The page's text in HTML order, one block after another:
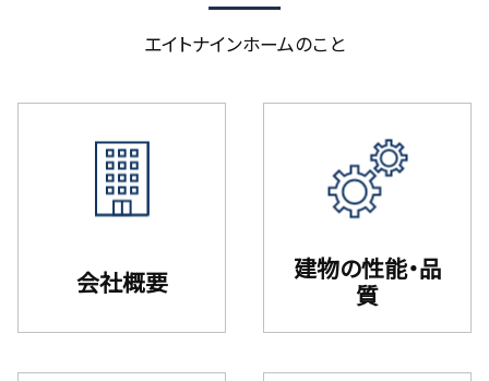
エイトナインホームのこと
会社概要
建物の性能・品
質